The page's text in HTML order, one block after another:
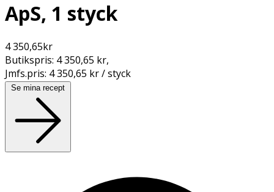
ApS, 1 styck
4 350,65kr
Butikspris: 4 350,65 kr,
Jmfs.pris: 4 350,65 kr / styck
Se mina recept